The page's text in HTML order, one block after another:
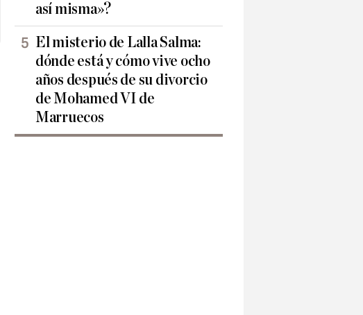
así misma»?
El misterio de Lalla Salma:
dónde está y cómo vive ocho
años después de su divorcio
de Mohamed VI de
Marruecos